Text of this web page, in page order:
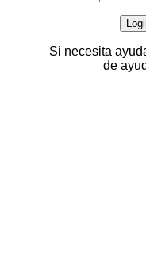
Si necesita
de